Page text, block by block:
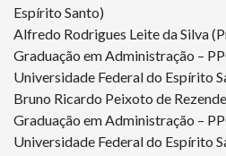
Espírito Santo)
Alfredo Rodrigues Leite da Silva
Graduação em Administração –
Universidade Federal do Espírito
Bruno Ricardo Peixoto de
Graduação em Administração –
Universidade Federal do Espírito